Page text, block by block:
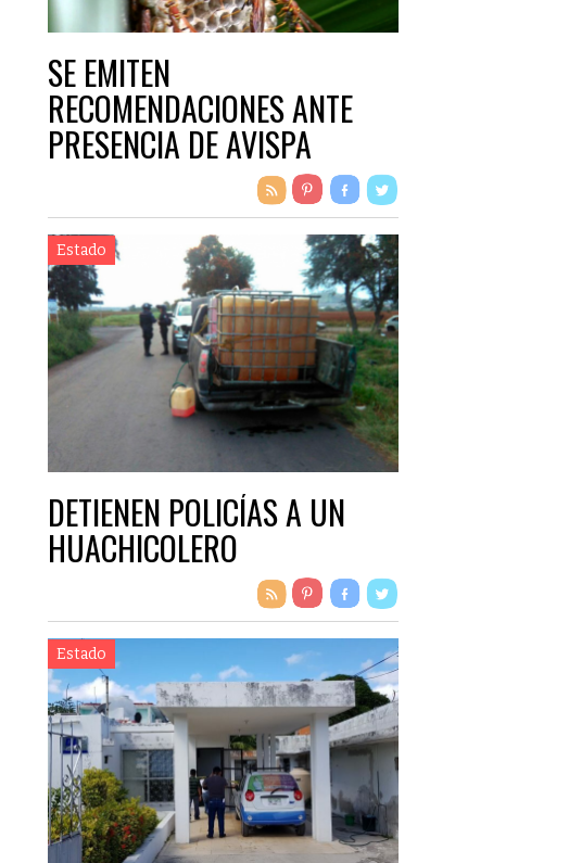
SE EMITEN
RECOMENDACIONES ANTE
PRESENCIA DE AVISPA
“LENGUA DE VACA”
Estado
DETIENEN POLICÍAS A UN
HUACHICOLERO
Estado